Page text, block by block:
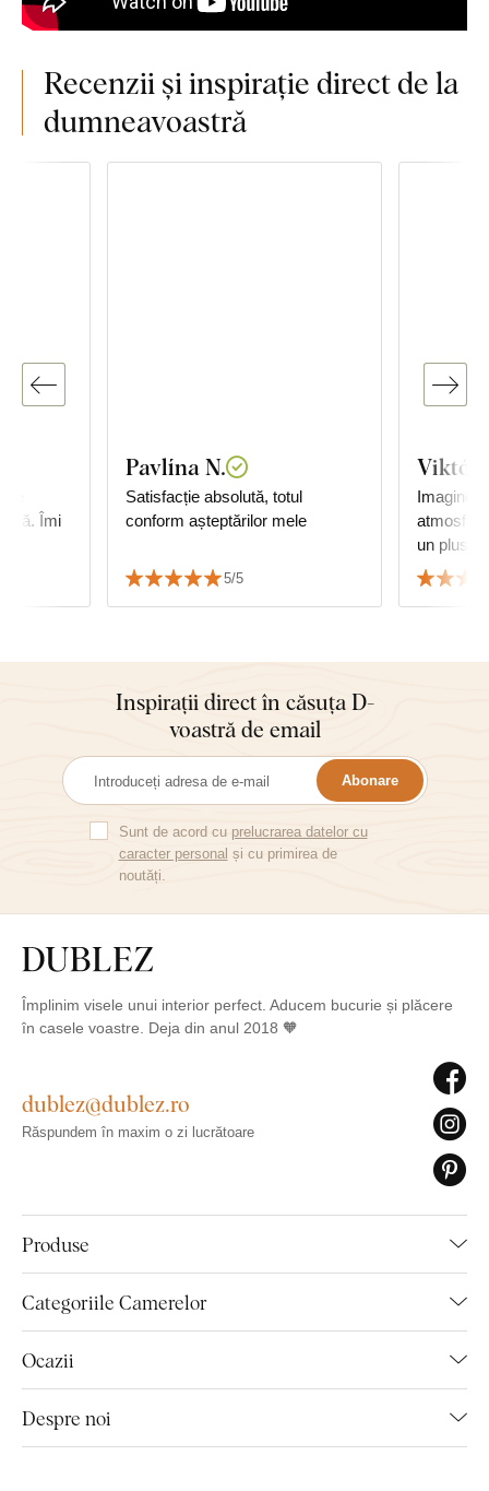
Recenzii și inspirație direct de la
dumneavoastră
Îmi
Pavlína N.
Satisfacție absolută, totul
conform așteptărilor mele
5/5
Imaginea
un plus
foarte
serviciu.
Inspirații direct în căsuța D-
voastră de email
Abonare
Sunt de acord cu prelucrarea datelor cu
caracter personal și cu primirea de
noutăți.
Împlinim visele unui interior perfect. Aducem bucurie și plăcere
în casele voastre. Deja din anul 2018 🧡
Produse
Categoriile Camerelor
Ocazii
Despre noi
dublez@dublez.ro
Răspundem în maxim o zi lucrătoare